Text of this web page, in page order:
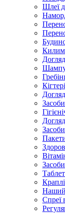
Шлеї
Спреї